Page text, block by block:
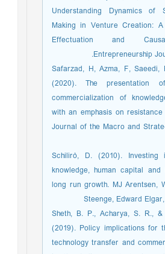
Understanding Dynamics of
Making in Venture Creation:
Effectuation and
Entrepreneurship
48. Safarzad, H, Azma, F,
(2020). The
commercialization of
with an emphasis on
Journal of the Macro and
49. Schilirò, D. (2010).
knowledge, human capital
long run growth. MJ Arentsen,
Steenge, Edward
50. Sheth, B. P., Acharya, S.
(2019). Policy implications for
technology transfer and